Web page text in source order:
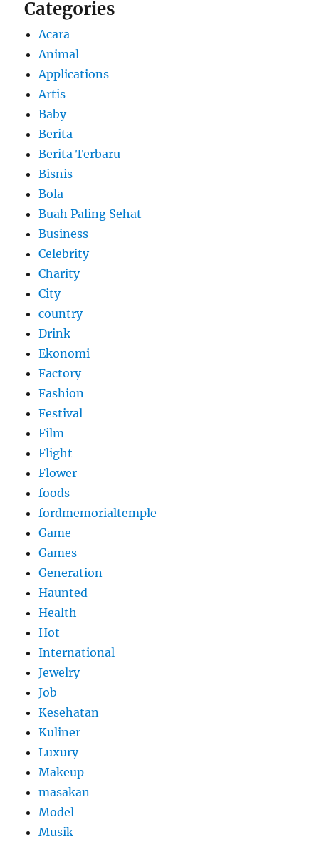
Categories
Acara
Animal
Applications
Artis
Baby
Berita
Berita Terbaru
Bisnis
Bola
Buah Paling Sehat
Business
Celebrity
Charity
City
country
Drink
Ekonomi
Factory
Fashion
Festival
Film
Flight
Flower
foods
fordmemorialtemple
Game
Games
Generation
Haunted
Health
Hot
International
Jewelry
Job
Kesehatan
Kuliner
Luxury
Makeup
masakan
Model
Musik